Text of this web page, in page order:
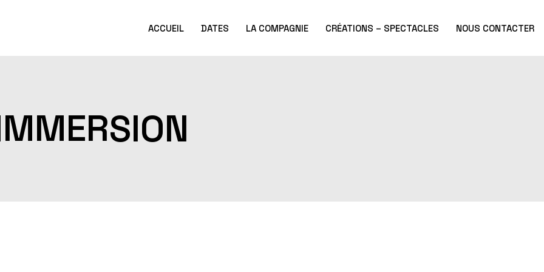
ACCUEIL DATES LA COMPAGNIE CRÉATIONS – SPECTACLES NOUS CONTACTER